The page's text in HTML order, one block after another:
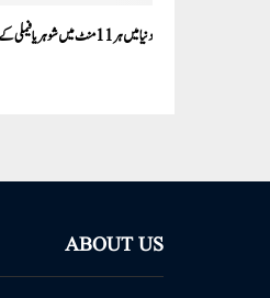
دنیا میں ہر 11 منٹ میں شوہر یا فیملی کے لوگ کر رہے خاتون کا قتل
ABOUT US